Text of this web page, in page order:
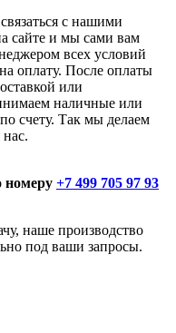
с нашими
сайте и мы сами вам
всех условий
оплату. После оплаты
или
наличные или
счету. Так мы делаем
номеру +7 499 705 97 93
наше производство
под ваши запросы.